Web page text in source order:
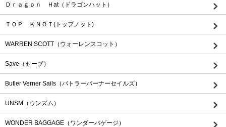
Ｄｒａｇｏｎ Ｈat（ドラゴンハット）
ＴＯＰ ＫＮＯＴ(トップノット)
WARREN SCOTT（ウォーレンスコット）
Save（セーブ）
Butler Verner Sails（バトラーバーナーセイルズ）
UNSM（ウンズム）
WONDER BAGGAGE（ワンダーバゲージ）